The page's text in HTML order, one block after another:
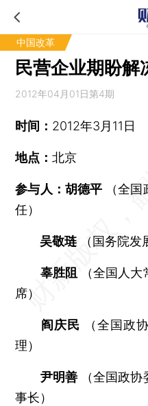
中国改革
民营企业期盼解
2012年04月01日第4期
时间： 2012年3月11日
地点：北京
参与人：胡德平 （全
任）
吴敬琏 （国务院发
辜胜阻
（全国人
席）
阎庆民
（全国政
理）
尹明善（全国政协
事长）